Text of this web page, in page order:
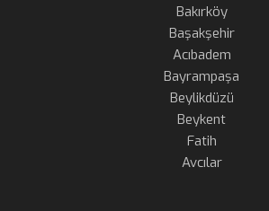
Bakırköy
Başakşehir
Acıbadem
Bayrampaşa
Beylikdüzü
Beykent
Fatih
Avcılar